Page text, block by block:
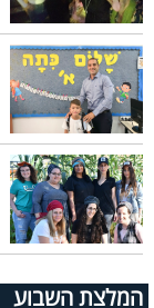
המלצת השבוע